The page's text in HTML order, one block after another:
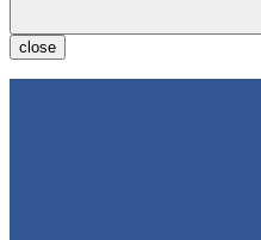
close